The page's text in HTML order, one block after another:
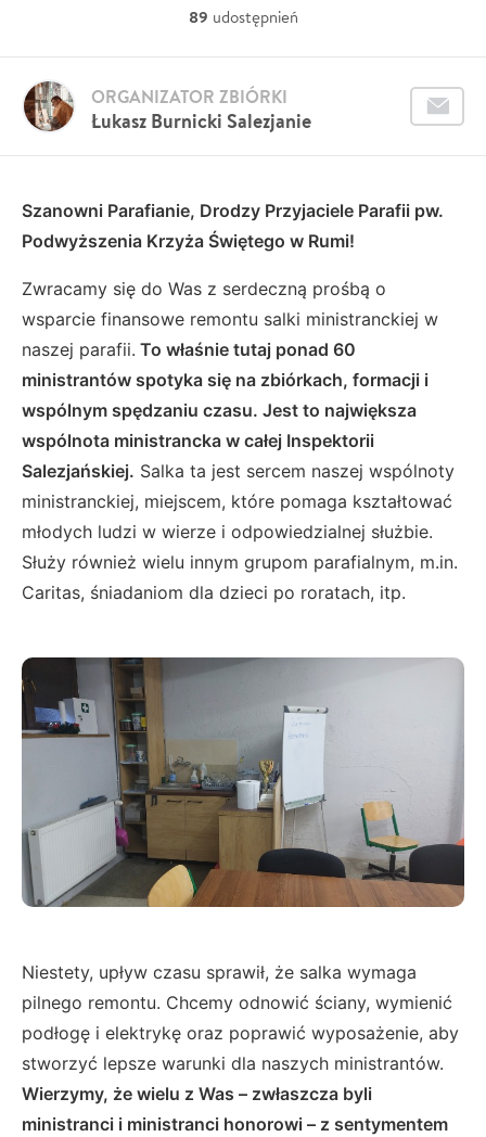
89 udostępnień
Łukasz Burnicki Salezjanie
ORGANIZATOR ZBIÓRKI
Szanowni Parafianie, Drodzy Przyjaciele Parafii pw.
Podwyższenia Krzyża Świętego w Rumi!
Zwracamy się do Was z serdeczną prośbą o
wsparcie finansowe remontu salki ministranckiej w
naszej parafii. To właśnie tutaj ponad 60
ministrantów spotyka się na zbiórkach, formacji i
wspólnym spędzaniu czasu. Jest to największa
wspólnota ministrancka w całej Inspektorii
Salezjańskiej. Salka ta jest sercem naszej wspólnoty
ministranckiej, miejscem, które pomaga kształtować
młodych ludzi w wierze i odpowiedzialnej służbie.
Służy również wielu innym grupom parafialnym, m.in.
Caritas, śniadaniom dla dzieci po roratach, itp.
Niestety, upływ czasu sprawił, że salka wymaga
pilnego remontu. Chcemy odnowić ściany, wymienić
podłogę i elektrykę oraz poprawić wyposażenie, aby
stworzyć lepsze warunki dla naszych ministrantów.
Wierzymy, że wielu z Was – zwłaszcza byli
ministranci i ministranci honorowi – z sentymentem